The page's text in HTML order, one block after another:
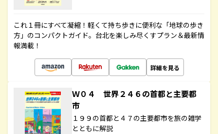
これ１冊にすべて凝縮！軽くて持ち歩きに便利な「地球の歩き
方」のコンパクトガイド。台北を楽しみ尽くすプラン＆最新情
報満載！
詳細を見る
Ｗ０４ 世界２４６の首都と主要都
市
１９９の首都と４７の主要都市を旅の雑学
とともに解説